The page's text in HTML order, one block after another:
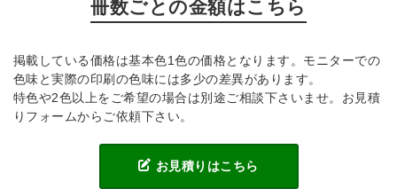
冊数ごとの金額はこちら
掲載している価格は基本色1色の価格となります。モニターでの
色味と実際の印刷の色味には多少の差異があります。
特色や2色以上をご希望の場合は別途ご相談下さいませ。お見積
りフォームからご依頼下さい。
お見積りはこちら